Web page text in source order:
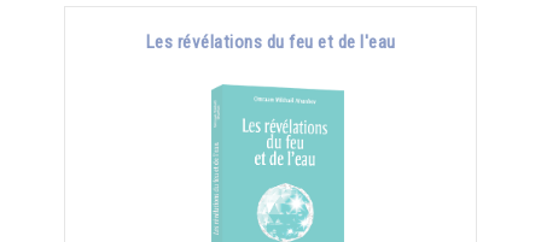
Les révélations du feu et de l'eau